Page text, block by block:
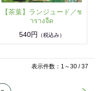
【茶葉】ランジュード／ช
ารางจืด
540円
（税込み）
表示件数：1～30 / 37